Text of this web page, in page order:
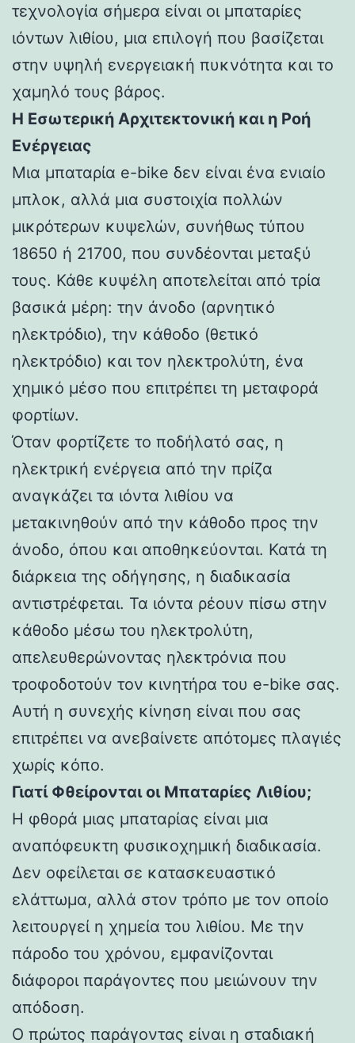
τεχνολογία σήμερα είναι οι μπαταρίες
ιόντων λιθίου, μια επιλογή που βασίζεται
στην υψηλή ενεργειακή πυκνότητα και το
χαμηλό τους βάρος.
Η Εσωτερική Αρχιτεκτονική και η Ροή
Ενέργειας
Μια μπαταρία e-bike δεν είναι ένα ενιαίο
μπλοκ, αλλά μια συστοιχία πολλών
μικρότερων κυψελών, συνήθως τύπου
18650 ή 21700, που συνδέονται μεταξύ
τους. Κάθε κυψέλη αποτελείται από τρία
βασικά μέρη: την άνοδο (αρνητικό
ηλεκτρόδιο), την κάθοδο (θετικό
ηλεκτρόδιο) και τον ηλεκτρολύτη, ένα
χημικό μέσο που επιτρέπει τη μεταφορά
φορτίων.
Όταν φορτίζετε το ποδήλατό σας, η
ηλεκτρική ενέργεια από την πρίζα
αναγκάζει τα ιόντα λιθίου να
μετακινηθούν από την κάθοδο προς την
άνοδο, όπου και αποθηκεύονται. Κατά τη
διάρκεια της οδήγησης, η διαδικασία
αντιστρέφεται. Τα ιόντα ρέουν πίσω στην
κάθοδο μέσω του ηλεκτρολύτη,
απελευθερώνοντας ηλεκτρόνια που
τροφοδοτούν τον κινητήρα του e-bike σας.
Αυτή η συνεχής κίνηση είναι που σας
επιτρέπει να ανεβαίνετε απότομες πλαγιές
χωρίς κόπο.
Γιατί Φθείρονται οι Μπαταρίες Λιθίου;
Η φθορά μιας μπαταρίας είναι μια
αναπόφευκτη φυσικοχημική διαδικασία.
Δεν οφείλεται σε κατασκευαστικό
ελάττωμα, αλλά στον τρόπο με τον οποίο
λειτουργεί η χημεία του λιθίου. Με την
πάροδο του χρόνου, εμφανίζονται
διάφοροι παράγοντες που μειώνουν την
απόδοση.
Ο πρώτος παράγοντας είναι η σταδιακή